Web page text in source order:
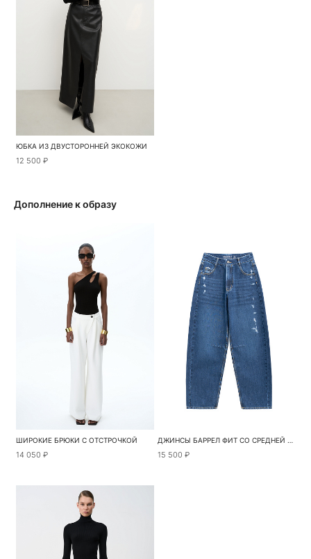
ЮБКА ИЗ ДВУСТОРОННЕЙ ЭКОКОЖИ
12 500 ₽
Дополнение к образу
ШИРОКИЕ БРЮКИ С ОТСТРОЧКОЙ
14 050 ₽
ДЖИНСЫ БАРРЕЛ ФИТ СО СРЕДНЕЙ ПОСАДКОЙ
15 500 ₽